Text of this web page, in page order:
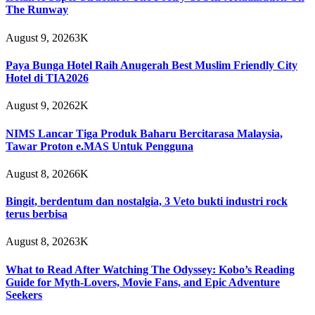
The Runway
August 9, 20263K
Paya Bunga Hotel Raih Anugerah Best Muslim Friendly City
Hotel di TIA2026
August 9, 20262K
NIMS Lancar Tiga Produk Baharu Bercitarasa Malaysia,
Tawar Proton e.MAS Untuk Pengguna
August 8, 20266K
Bingit, berdentum dan nostalgia, 3 Veto bukti industri rock
terus berbisa
August 8, 20263K
What to Read After Watching The Odyssey: Kobo’s Reading
Guide for Myth-Lovers, Movie Fans, and Epic Adventure
Seekers